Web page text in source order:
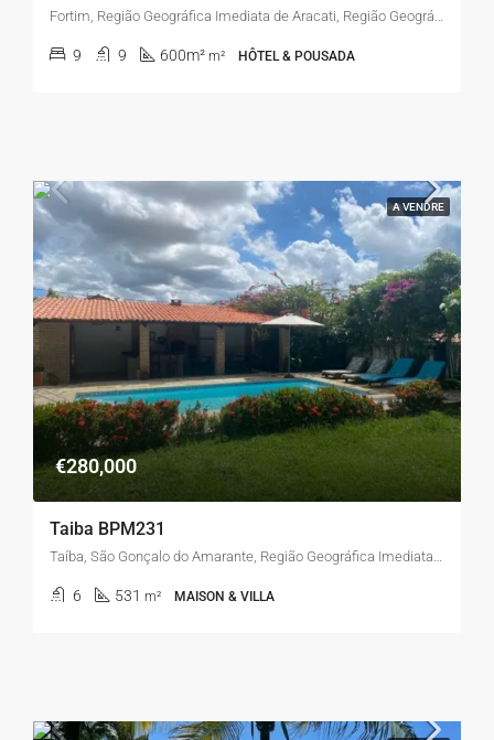
Fortim, Região Geográfica Imediata de Aracati, Região Geográfica Intermediária de Quixadá, Ceará, Região Nordeste, 62815-000, Brasil
9 9 600m² m² HÔTEL & POUSADA
A VENDRE
€280,000
Taiba BPM231
Taíba, São Gonçalo do Amarante, Região Geográfica Imediata de Fortaleza, Região Geográfica Intermediária de Fortaleza, Ceará, Região Nordeste, 62677-000, Brasil
6 531 m² MAISON & VILLA